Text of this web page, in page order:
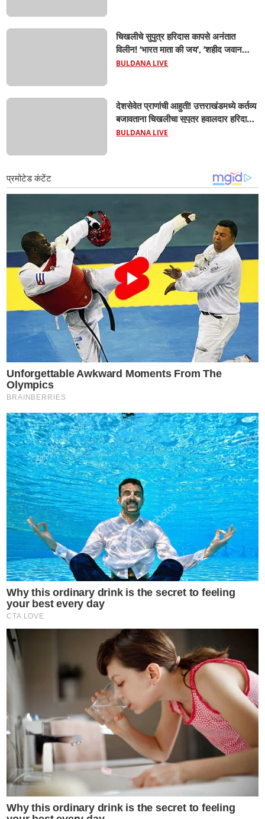
चिखलीचे सुपुत्र हरिदास कापसे अनंतात
विलीन! ‘भारत माता की जय’, ‘शहीद जवान
अमर रहे’च्या घोषणांनी आसमंत दुमदुमला;
उसळला...
BULDANA LIVE
देशसेवेत प्राणांची आहुती! उत्तराखंडमध्ये कर्तव्य
बजावताना चिखलीचा सुपुत्र हवालदार हरिदास
कापसेंचा मृत्यू; मुलीच्या वाढदिवशी ऑनलाइन
BULDANA LIVE